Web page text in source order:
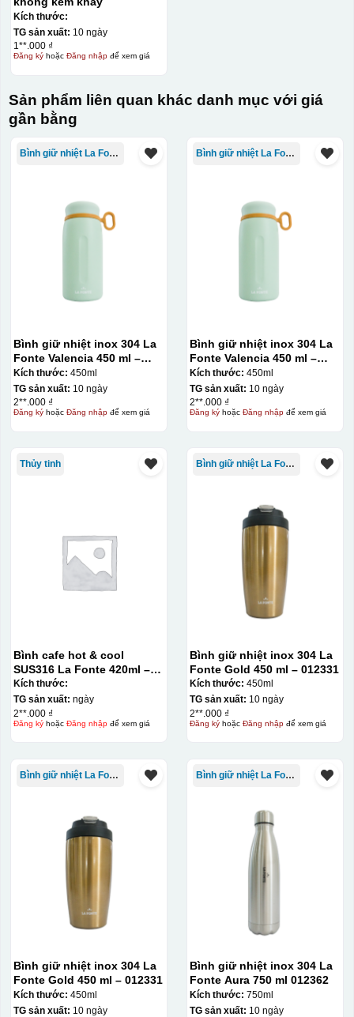
Hộp xi ly sứ
Kích thước:
TG sản xuất: 10 ngày
1**.000 ₫
Đăng kýhoặc Đăng nhậpđể xem giá
Sản phẩm liên quan khác danh mục với giá
gần bằng
Bình giữ nhiệt La Fonte
Bình giữ nhiệt inox 304 La
Fonte Valencia 450 ml –
012355
Kích thước: 450ml
TG sản xuất: 10 ngày
2**.000 ₫
Đăng kýhoặc Đăng nhậpđể xem giá
Bình giữ nhiệt La Fonte
Bình giữ nhiệt inox 304 La
Fonte Valencia 450 ml –
012355
Kích thước: 450ml
TG sản xuất: 10 ngày
2**.000 ₫
Đăng kýhoặc Đăng nhậpđể xem giá
Thủy tinh
Bình cafe hot & cool
SUS316 La Fonte 420ml –
012775
Kích thước:
TG sản xuất: ngày
2**.000 ₫
Đăng kýhoặc Đăng nhậpđể xem giá
Bình giữ nhiệt La Fonte
Bình giữ nhiệt inox 304 La
Fonte Gold 450 ml – 012331
Kích thước: 450ml
TG sản xuất: 10 ngày
2**.000 ₫
Đăng kýhoặc Đăng nhậpđể xem giá
Bình giữ nhiệt La Fonte
Bình giữ nhiệt inox 304 La
Fonte Gold 450 ml – 012331
Kích thước: 450ml
TG sản xuất: 10 ngày
Bình giữ nhiệt La Fonte
Bình giữ nhiệt inox 304 La
Fonte Aura 750 ml 012362
Kích thước: 750ml
TG sản xuất: 10 ngày